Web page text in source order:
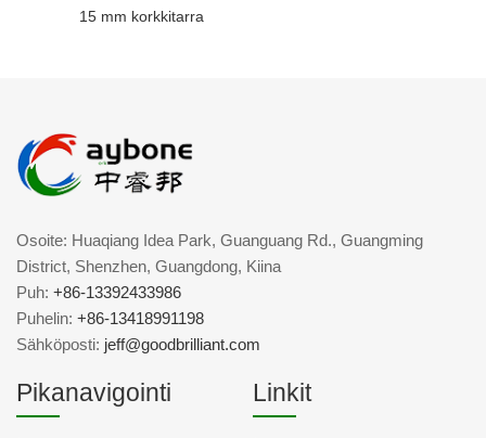
15 mm korkkitarra
Osoite: Huaqiang Idea Park, Guanguang Rd., Guangming
District, Shenzhen, Guangdong, Kiina
Puh: +86-13392433986
Puhelin: +86-13418991198
Sähköposti: jeff@goodbrilliant.com
Pikanavigointi Linkit